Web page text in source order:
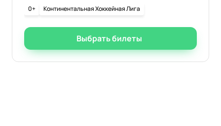
0+ Континентальная Хоккейная Лига
Выбрать билеты